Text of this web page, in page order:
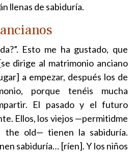
llenas de sabiduría.
Esto me ha gustado, que
dirige al matrimonio anciano
a empezar, después los de
porque tenéis mucha
El pasado y el futuro
Ellos, los viejos —permitidme
the old— tienen la sabiduría.
sabiduría… [ríen]. Y los niños